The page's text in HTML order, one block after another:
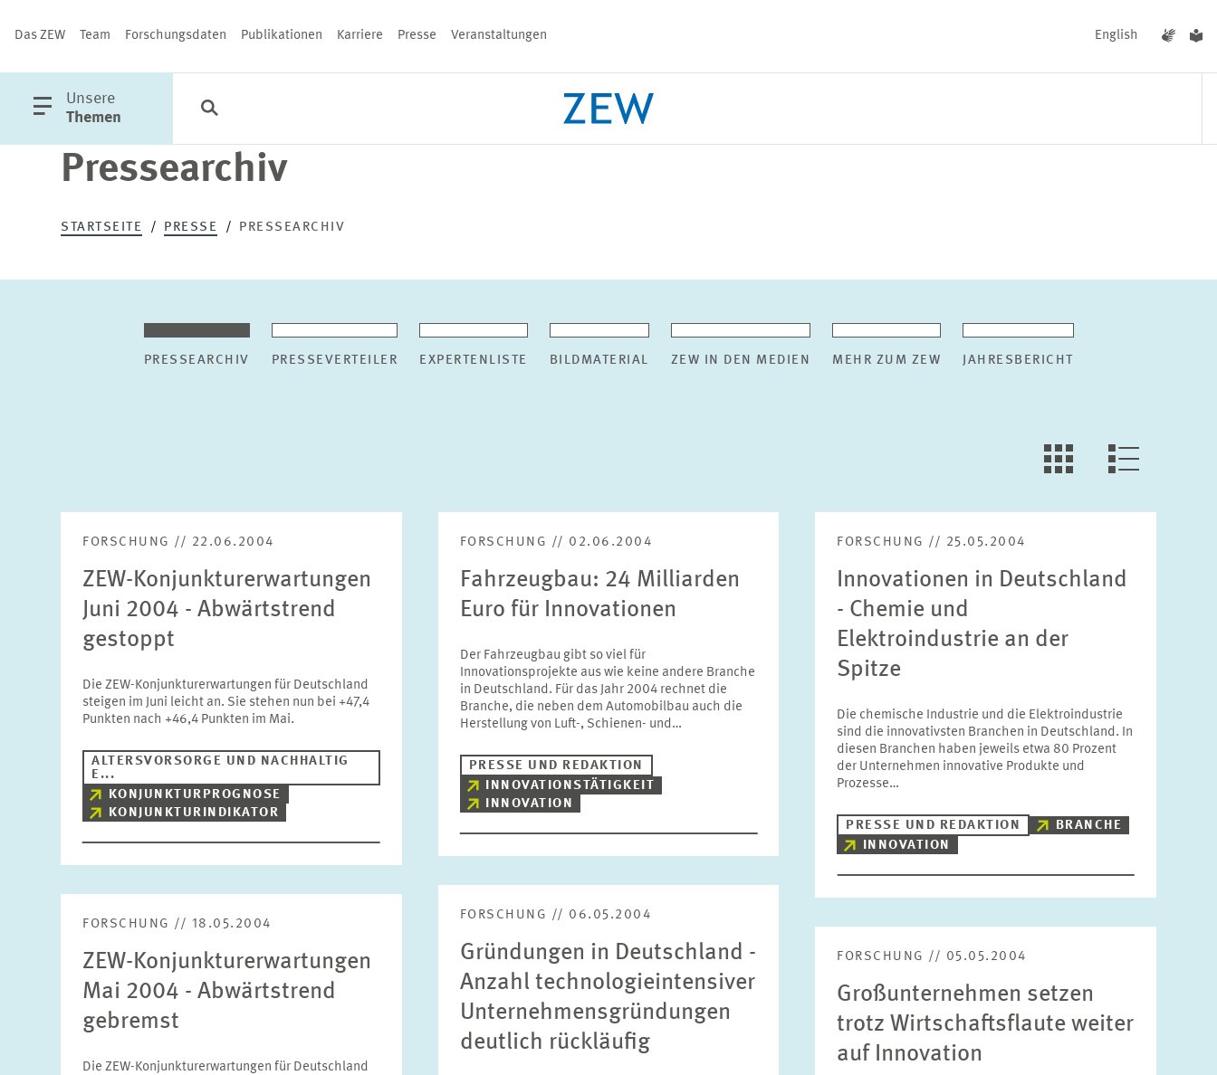
Das ZEW Team Forschungsdaten Publikationen Karriere Presse Veranstaltungen English
öffne
Hauptmenü
Unsere
Themen
Kategorien
Schließen
Pressearchiv
STARTSEITE PRESSE PRESSEARCHIV
PRESSEARCHIV PRESSEVERTEILER EXPERTENLISTE BILDMATERIAL ZEW IN DEN MEDIEN MEHR ZUM ZEW JAHRESBERICHT
LLL:LIST.OPEN.FILTER
LLL:LIST.VIEW
FORSCHUNG // 22.06.2004
ZEW-Konjunkturerwartungen
Juni 2004 - Abwärtstrend
gestoppt
Die ZEW-Konjunkturerwartungen für Deutschland
steigen im Juni leicht an. Sie stehen nun bei +47,4
Punkten nach +46,4 Punkten im Mai.
ALTERSVORSORGE UND NACHHALTIG
E...
KONJUNKTURPROGNOSE
KONJUNKTURINDIKATOR
FORSCHUNG // 02.06.2004
Fahrzeugbau: 24 Milliarden
Euro für Innovationen
Der Fahrzeugbau gibt so viel für
Innovationsprojekte aus wie keine andere Branche
in Deutschland. Für das Jahr 2004 rechnet die
Branche, die neben dem Automobilbau auch die
Herstellung von Luft-, Schienen- und…
PRESSE UND REDAKTION
INNOVATIONSTÄTIGKEIT
INNOVATION
FORSCHUNG // 25.05.2004
Innovationen in Deutschland
- Chemie und
Elektroindustrie an der
Spitze
Die chemische Industrie und die Elektroindustrie
sind die innovativsten Branchen in Deutschland. In
diesen Branchen haben jeweils etwa 80 Prozent
der Unternehmen innovative Produkte und
Prozesse…
PRESSE UND REDAKTION
BRANCHE
INNOVATION
FORSCHUNG // 18.05.2004
ZEW-Konjunkturerwartungen
Mai 2004 - Abwärtstrend
gebremst
Die ZEW-Konjunkturerwartungen für Deutschland
FORSCHUNG // 06.05.2004
Gründungen in Deutschland -
Anzahl technologieintensiver
Unternehmensgründungen
deutlich rückläufig
FORSCHUNG // 05.05.2004
Großunternehmen setzen
trotz Wirtschaftsflaute weiter
auf Innovation